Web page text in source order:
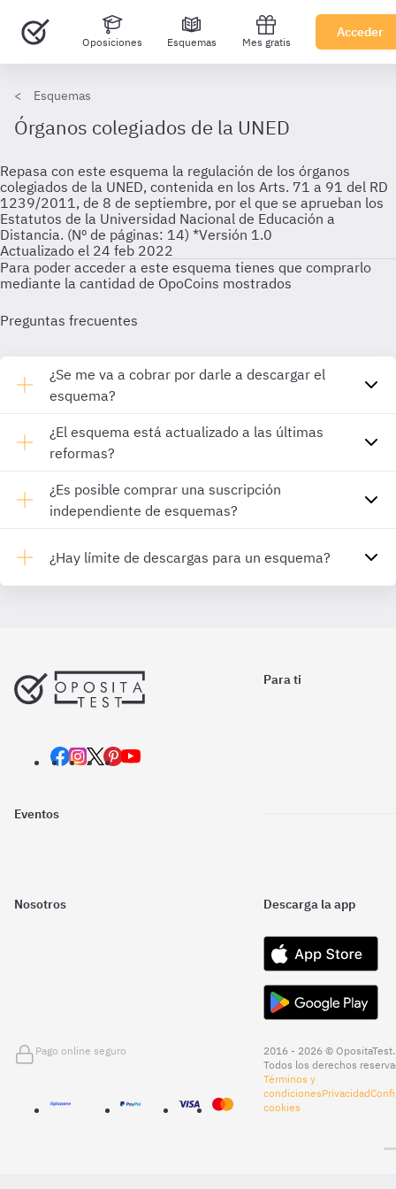
Oposiciones Esquemas Mes gratis
Acceder
Esquemas
Órganos colegiados de la UNED
Repasa con este esquema la regulación de los órganos
colegiados de la UNED, contenida en los Arts. 71 a 91 del RD
1239/2011, de 8 de septiembre, por el que se aprueban los
Estatutos de la Universidad Nacional de Educación a
Distancia. (Nº de páginas: 14) *Versión 1.0
Actualizado el 24 feb 2022
Para poder acceder a este esquema tienes que comprarlo
mediante la cantidad de OpoCoins mostrados
Preguntas frecuentes
¿Se me va a cobrar por darle a descargar el
esquema?
¿El esquema está actualizado a las últimas
reformas?
¿Es posible comprar una suscripción
independiente de esquemas?
¿Hay límite de descargas para un esquema?
Para ti
Eventos
Nosotros Descarga la app
Pago online seguro
2016 - 2026 © OpositaTest.
Todos los derechos
Términos y
condicionesPrivacidad
cookies